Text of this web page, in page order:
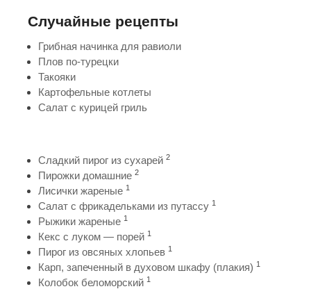
Случайные рецепты
Грибная начинка для равиоли
Плов по-турецки
Такояки
Картофельные котлеты
Салат с курицей гриль
Сладкий пирог из сухарей 2
Пирожки домашние 2
Лисички жареные 1
Салат с фрикадельками из путассу 1
Рыжики жареные 1
Кекс с луком — порей 1
Пирог из овсяных хлопьев 1
Карп, запеченный в духовом шкафу (плакия) 1
Колобок беломорский 1